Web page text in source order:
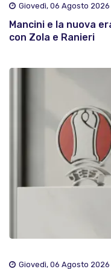
Giovedì, 06 Agosto 2026
Mancini e la nuova
con Zola e Ranieri
Giovedì, 06 Agosto 2026